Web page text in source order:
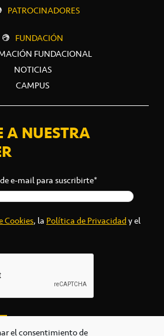
el consentimiento de
PATROCINADORES
FUNDACIÓN
FUNDACIONAL
NOTICIAS
CAMPUS
A NUESTRA
e-mail para suscribirte*
Cookies, laPolítica de Privacidady el